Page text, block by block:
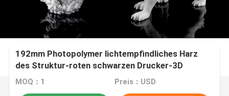
192mm Photopolymer lichtempfindliches Harz
des Struktur-roten schwarzen Drucker-3D
MOQ：1 Preis：USD